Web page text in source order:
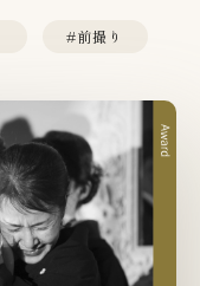
#前撮り